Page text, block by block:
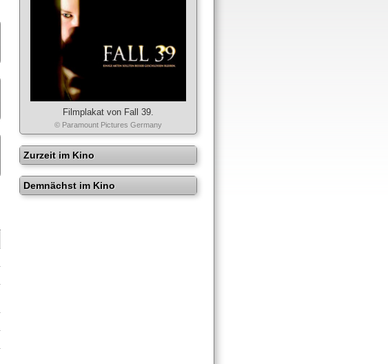
Filmplakat von Fall 39.
© Paramount Pictures Germany
Zurzeit im Kino
Demnächst im Kino